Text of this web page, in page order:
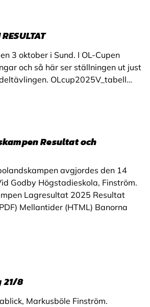
3 oktober i Sund. I OL-Cupen
och så här ser ställningen ut just
OLcup2025V_tabell…
Resultat och
avgjordes den 14
Godby Högstadieskola, Finström.
Lagresultat 2025 Resultat
Mellantider (HTML) Banorna
21/8
Markusböle Finström.